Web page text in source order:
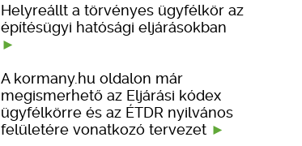
Helyreállt a törvényes ügyfélkör az
építésügyi hatósági eljárásokban
A kormany.hu oldalon már
megismerhető az Eljárási kódex
ügyfélkörre és az ÉTDR nyilvános
felületére vonatkozó tervezet